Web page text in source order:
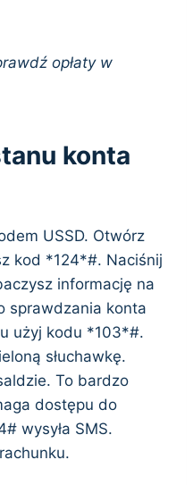
opłaty w
konta
USSD. Otwórz
kod *124*#. Naciśnij
informację na
sprawdzania konta
użyj kodu *103*#.
słuchawkę.
To bardzo
dostępu do
wysyła SMS.